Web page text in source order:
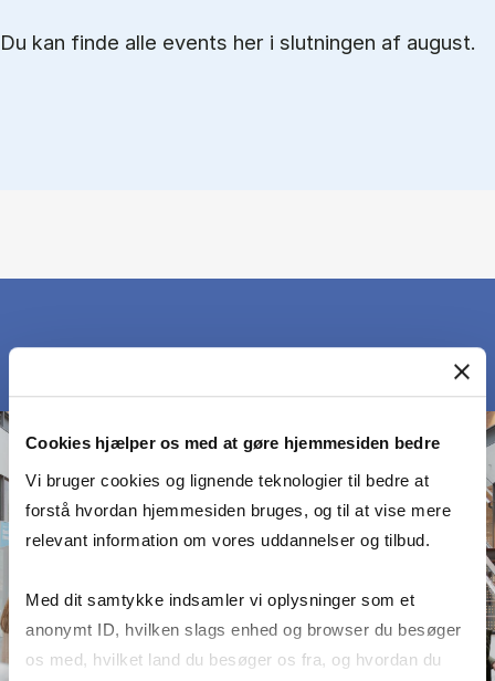
Cookies hjælper os med at gøre hjemmesiden bedre
Vi bruger cookies og lignende teknologier til bedre at
forstå hvordan hjemmesiden bruges, og til at vise mere
relevant information om vores uddannelser og tilbud.
Med dit samtykke indsamler vi oplysninger som et
anonymt ID, hvilken slags enhed og browser du besøger
os med, hvilket land du besøger os fra, og hvordan du
Du kan finde alle events her i slutningen af august.